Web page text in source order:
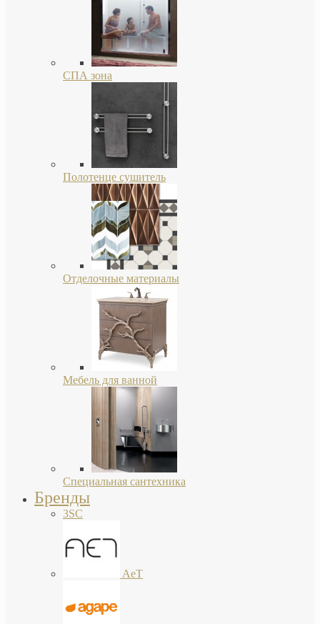
СПА зона
Полотенце сушитель
Отделочные материалы
Мебель для ванной
Специальная сантехника
Бренды
3SC
AeT